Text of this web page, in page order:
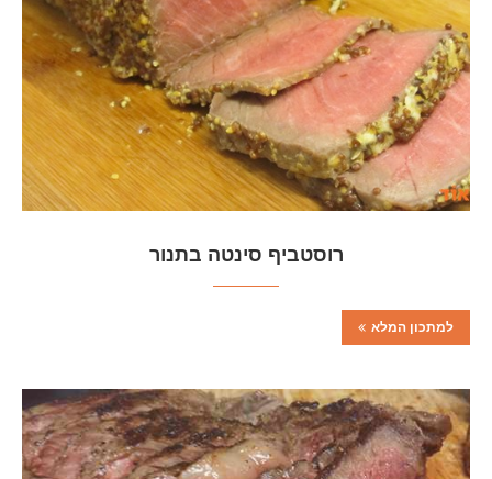
רוסטביף סינטה בתנור
למתכון המלא